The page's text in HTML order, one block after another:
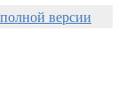
версии